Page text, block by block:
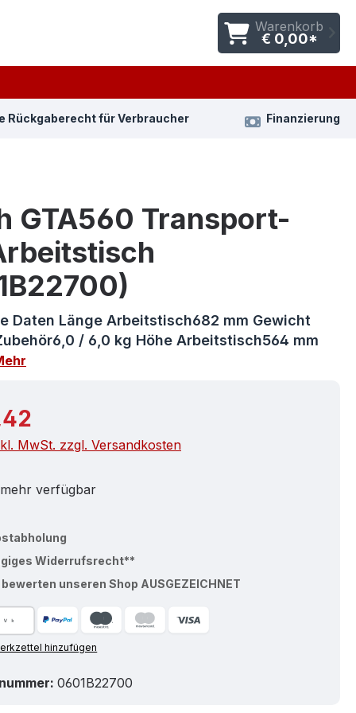
Warenkorb
€ 0,00*
Rückgaberecht für Verbraucher Finanzierung
GTA560 Transport-
Daten Länge Arbeitstisch682 mm Gewicht
/ 6,0 kg Höhe Arbeitstisch564 mm
Preis:
MwSt. zzgl. Versandkosten
verfügbar
Widerrufsrecht**
bewerten unseren Shop AUSGEZEICHNET
hinzufügen
0601B22700